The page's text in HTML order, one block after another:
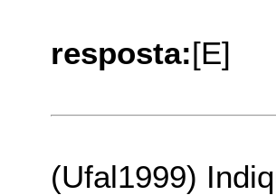
resposta:[E]
(Ufal1999)